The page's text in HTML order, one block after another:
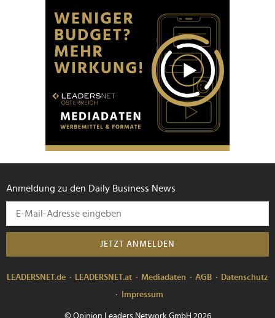
Anmeldung zu den Daily Business News
JETZT ANMELDEN
LEADERSNET.de LEADERSNET.at Mediadaten AGB
Datenschutz
Impressum